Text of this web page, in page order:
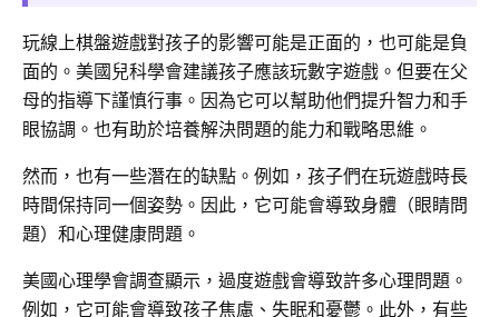
玩線上棋盤遊戲對孩子的影響可能是正面的，也可能是負
面的。美國兒科學會建議孩子應該玩數字遊戲。但要在父
母的指導下謹慎行事。因為它可以幫助他們提升智力和手
眼協調。也有助於培養解決問題的能力和戰略思維。
然而，也有一些潛在的缺點。例如，孩子們在玩遊戲時長
時間保持同一個姿勢。因此，它可能會導致身體（眼睛問
題）和心理健康問題。
美國心理學會調查顯示，過度遊戲會導致許多心理問題。
例如，它可能會導致孩子焦慮、失眠和憂鬱。此外，有些